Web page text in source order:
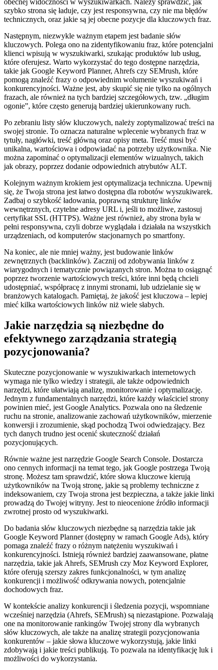
obecnej widoczności w wyszukiwarkach. Należy sprawdzić, jak
szybko strona się ładuje, czy jest responsywna, czy nie ma błędów
technicznych, oraz jakie są jej obecne pozycje dla kluczowych fraz.
Następnym, niezwykle ważnym etapem jest badanie słów
kluczowych. Polega ono na zidentyfikowaniu fraz, które potencjalni
klienci wpisują w wyszukiwarki, szukając produktów lub usług,
które oferujesz. Warto wykorzystać do tego dostępne narzędzia,
takie jak Google Keyword Planner, Ahrefs czy SEMrush, które
pomogą znaleźć frazy o odpowiednim wolumenie wyszukiwań i
konkurencyjności. Ważne jest, aby skupić się nie tylko na ogólnych
frazach, ale również na tych bardziej szczegółowych, tzw. „długim
ogonie”, które często generują bardziej ukierunkowany ruch.
Po zebraniu listy słów kluczowych, należy zoptymalizować treści na
swojej stronie. To oznacza naturalne wplecenie wybranych fraz w
tytuły, nagłówki, treść główną oraz opisy meta. Treść musi być
unikalna, wartościowa i odpowiadać na potrzeby użytkownika. Nie
można zapominać o optymalizacji elementów wizualnych, takich
jak obrazy, poprzez dodanie odpowiednich atrybutów ALT.
Kolejnym ważnym krokiem jest optymalizacja techniczna. Upewnij
się, że Twoja strona jest łatwo dostępna dla robotów wyszukiwarek.
Zadbaj o szybkość ładowania, poprawną strukturę linków
wewnętrznych, czytelne adresy URL i, jeśli to możliwe, zastosuj
certyfikat SSL (HTTPS). Ważne jest również, aby strona była w
pełni responsywna, czyli dobrze wyglądała i działała na wszystkich
urządzeniach, od komputerów stacjonarnych po smartfony.
Na koniec, ale nie mniej ważny, jest budowanie linków
zewnętrznych (backlinków). Zacznij od zdobywania linków z
wiarygodnych i tematycznie powiązanych stron. Można to osiągnąć
poprzez tworzenie wartościowych treści, które inni będą chcieli
udostępniać, współpracę z innymi stronami, lub udzielanie się w
branżowych katalogach. Pamiętaj, że jakość jest kluczowa – lepiej
mieć kilka wartościowych linków niż wiele słabych.
Jakie narzędzia są niezbędne do
efektywnego zarządzania strategią
pozycjonowania?
Skuteczne pozycjonowanie w wyszukiwarkach internetowych
wymaga nie tylko wiedzy i strategii, ale także odpowiednich
narzędzi, które ułatwiają analizę, monitorowanie i optymalizację.
Jednym z fundamentalnych narzędzi, które każdy właściciel strony
powinien mieć, jest Google Analytics. Pozwala ono na śledzenie
ruchu na stronie, analizowanie zachowań użytkowników, mierzenie
konwersji i zrozumienie, skąd pochodzą Twoi odwiedzający. Bez
tych danych trudno jest ocenić skuteczność działań
pozycjonujących.
Równie ważne jest narzędzie Google Search Console. Dostarcza
ono cennych informacji na temat tego, jak Google postrzega Twoją
stronę. Możesz tam sprawdzić, które słowa kluczowe kierują
użytkowników na Twoją stronę, jakie są problemy techniczne z
indeksowaniem, czy Twoja strona jest bezpieczna, a także jakie linki
prowadzą do Twojej witryny. Jest to nieocenione źródło informacji
zwrotnej prosto od wyszukiwarki.
Do badania słów kluczowych niezbędne są narzędzia takie jak
Google Keyword Planner (dostępny w ramach Google Ads), który
pomaga znaleźć frazy o różnym natężeniu wyszukiwań i
konkurencyjności. Istnieją również bardziej zaawansowane, płatne
narzędzia, takie jak Ahrefs, SEMrush czy Moz Keyword Explorer,
które oferują szerszy zakres funkcjonalności, w tym analizę
konkurencji i możliwość odkrywania nowych, potencjalnie
dochodowych fraz.
W kontekście analizy konkurencji i śledzenia pozycji, wspomniane
wcześniej narzędzia (Ahrefs, SEMrush) są niezastąpione. Pozwalają
one na monitorowanie rankingów Twojej strony dla wybranych
słów kluczowych, ale także na analizę strategii pozycjonowania
konkurentów – jakie słowa kluczowe wykorzystują, jakie linki
zdobywają i jakie treści publikują. To pozwala na identyfikację luk i
możliwości do wykorzystania.